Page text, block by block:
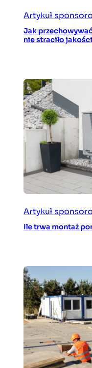
Artykuł
Jak
nie straciło
Artykuł
Ile trwa montaż